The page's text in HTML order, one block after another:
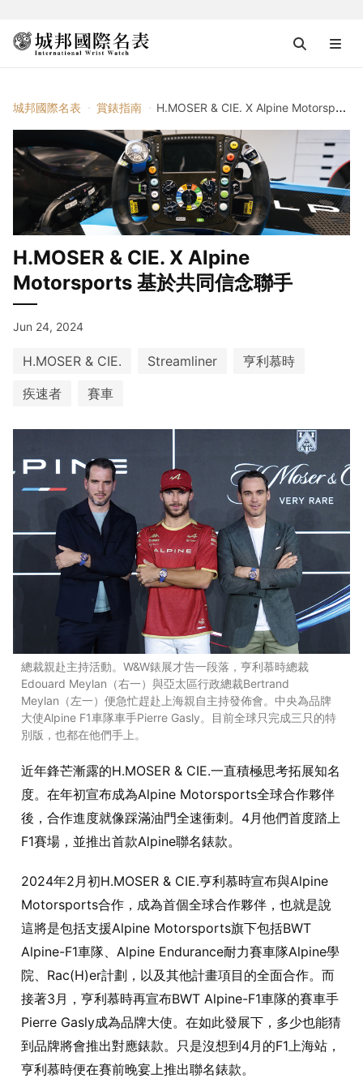
城邦國際名表 賞錶指南 H.MOSER & CIE. X Alpine Motorsports 基於共同信念聯手
H.MOSER & CIE. X Alpine
Motorsports 基於共同信念聯手
Jun 24, 2024
H.MOSER & CIE. Streamliner
亨利慕時
疾速者
賽車
總裁親赴主持活動。W&W錶展才告一段落，亨利慕時總裁
Edouard Meylan（右一）與亞太區行政總裁Bertrand
Meylan（左一）便急忙趕赴上海親自主持發佈會。中央為品牌
大使Alpine F1車隊車手Pierre Gasly。目前全球只完成三只的特
別版，也都在他們手上。
近年鋒芒漸露的H.MOSER & CIE.一直積極思考拓展知名
度。在年初宣布成為Alpine Motorsports全球合作夥伴
後，合作進度就像踩滿油門全速衝刺。4月他們首度踏上
F1賽場，並推出首款Alpine聯名錶款。
2024年2月初H.MOSER & CIE.亨利慕時宣布與Alpine
Motorsports合作，成為首個全球合作夥伴，也就是說
這將是包括支援Alpine Motorsports旗下包括BWT
Alpine-F1車隊、Alpine Endurance耐力賽車隊Alpine學
院、Rac(H)er計劃，以及其他計畫項目的全面合作。而
接著3月，亨利慕時再宣布BWT Alpine-F1車隊的賽車手
Pierre Gasly成為品牌大使。在如此發展下，多少也能猜
到品牌將會推出對應錶款。只是沒想到4月的F1上海站，
亨利慕時便在賽前晚宴上推出聯名錶款。